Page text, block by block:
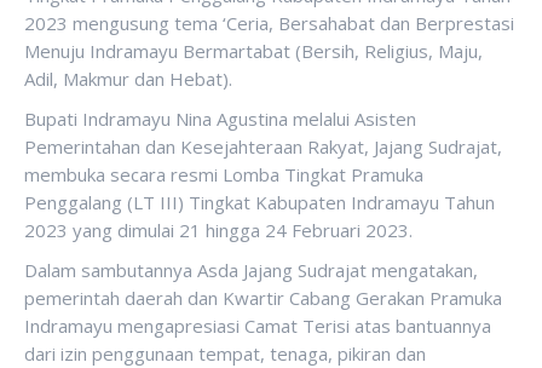
2023 mengusung tema ‘Ceria, Bersahabat dan Berprestasi
Menuju Indramayu Bermartabat (Bersih, Religius, Maju,
Adil, Makmur dan Hebat).
Bupati Indramayu Nina Agustina melalui Asisten
Pemerintahan dan Kesejahteraan Rakyat, Jajang Sudrajat,
membuka secara resmi Lomba Tingkat Pramuka
Penggalang (LT III) Tingkat Kabupaten Indramayu Tahun
2023 yang dimulai 21 hingga 24 Februari 2023.
Dalam sambutannya Asda Jajang Sudrajat mengatakan,
pemerintah daerah dan Kwartir Cabang Gerakan Pramuka
Indramayu mengapresiasi Camat Terisi atas bantuannya
dari izin penggunaan tempat, tenaga, pikiran dan